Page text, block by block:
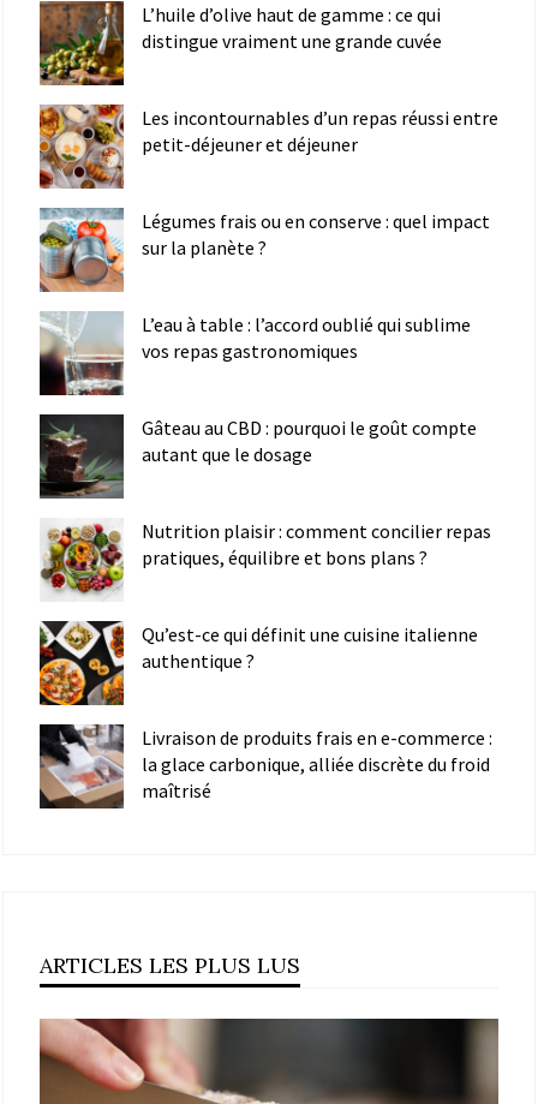
L’huile d’olive haut de gamme : ce qui
distingue vraiment une grande cuvée
Les incontournables d’un repas réussi entre
petit-déjeuner et déjeuner
Légumes frais ou en conserve : quel impact
sur la planète ?
L’eau à table : l’accord oublié qui sublime
vos repas gastronomiques
Gâteau au CBD : pourquoi le goût compte
autant que le dosage
Nutrition plaisir : comment concilier repas
pratiques, équilibre et bons plans ?
Qu’est-ce qui définit une cuisine italienne
authentique ?
Livraison de produits frais en e-commerce :
la glace carbonique, alliée discrète du froid
maîtrisé
ARTICLES LES PLUS LUS